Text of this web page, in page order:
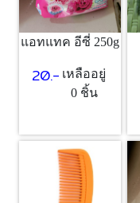
แอทแทค อีซี่ 250g
20.- เหลืออยู่
0 ชิ้น